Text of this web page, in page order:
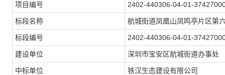
项目编号 2402-440306-04-01-
标段名称 航城街道凤凰山凤鸣亭片区第
标段编号 2402-440306-04-01-
建设单位 深圳市宝安区航城街道办事处
中标单位 铁汉生态建设有限公司